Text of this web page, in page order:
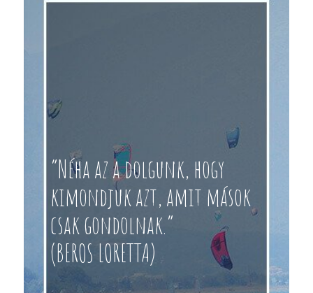
“Néha az a dolgunk, hogy
kimondjuk azt, amit mások
csak gondolnak.”
(BEROS LORETTA)